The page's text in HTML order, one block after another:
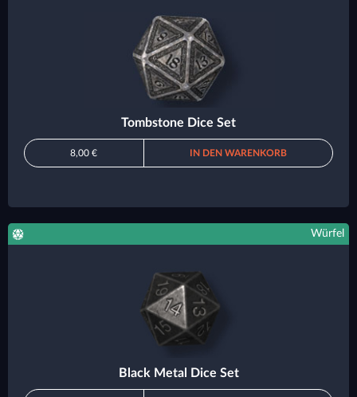
Tombstone Dice Set
8,00 € IN DEN WARENKORB
Würfel
Black Metal Dice Set